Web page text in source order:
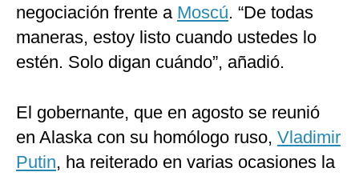
negociación frente a Moscú. “De todas
maneras, estoy listo cuando ustedes lo
estén. Solo digan cuándo”, añadió.
El gobernante, que en agosto se reunió
en Alaska con su homólogo ruso, Vladimir
Putin, ha reiterado en varias ocasiones la